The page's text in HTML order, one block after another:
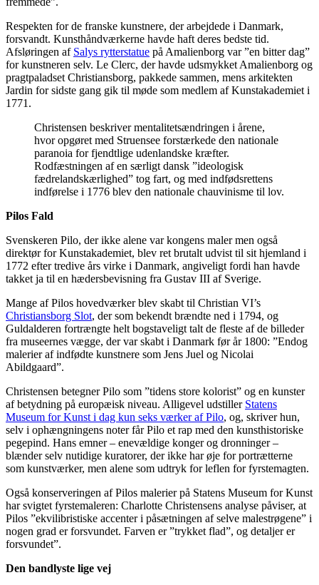
Respekten for de franske kunstnere, der arbejdede i Danmark,
forsvandt. Kunsthåndværkerne havde haft deres bedste tid.
Afsløringen af Salys rytterstatue på Amalienborg var ”en bitter dag”
for kunstneren selv. Le Clerc, der havde udsmykket Amalienborg og
pragtpaladset Christiansborg, pakkede sammen, mens arkitekten
Jardin for sidste gang gik til møde som medlem af Kunstakademiet i
1771.
Christensen beskriver mentalitetsændringen i årene,
hvor opgøret med Struensee forstærkede den nationale
paranoia for fjendtlige udenlandske kræfter.
Rodfæstningen af en særligt dansk ”ideologisk
fædrelandskærlighed” tog fart, og med indfødsrettens
indførelse i 1776 blev den nationale chauvinisme til lov.
Pilos Fald
Svenskeren Pilo, der ikke alene var kongens maler men også
direktør for Kunstakademiet, blev ret brutalt udvist til sit hjemland i
1772 efter tredive års virke i Danmark, angiveligt fordi han havde
takket ja til en hædersbevisning fra Gustav III af Sverige.
Mange af Pilos hovedværker blev skabt til Christian VI’s
Christiansborg Slot, der som bekendt brændte ned i 1794, og
Guldalderen fortrængte helt bogstaveligt talt de fleste af de billeder
fra museernes vægge, der var skabt i Danmark før år 1800: ”Endog
malerier af indfødte kunstnere som Jens Juel og Nicolai
Abildgaard”.
Christensen betegner Pilo som ”tidens store kolorist” og en kunster
af betydning på europæisk niveau. Alligevel udstiller Statens
Museum for Kunst i dag kun seks værker af Pilo, og, skriver hun,
selv i ophængningens noter får Pilo et rap med den kunsthistoriske
pegepind. Hans emner – enevældige konger og dronninger –
blænder selv nutidige kuratorer, der ikke har øje for portrætterne
som kunstværker, men alene som udtryk for leflen for fyrstemagten.
Også konserveringen af Pilos malerier på Statens Museum for Kunst
har svigtet fyrstemaleren: Charlotte Christensens analyse påviser, at
Pilos ”ekvilibristiske accenter i påsætningen af selve malestrøgene” i
nogen grad er forsvundet. Farven er ”trykket flad”, og detaljer er
forsvundet”.
Den bandlyste lige vej